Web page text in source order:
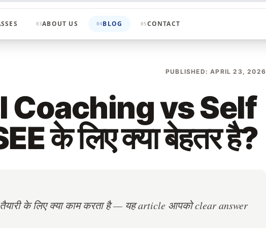
03ABOUT US 04 BLOG 05 CONTACT
PUBLISHED: APRIL 23, 2026
Coaching vs Self
के लिए क्या बेहतर है?
के लिए क्या काम करता है — यह article आपको clear answer